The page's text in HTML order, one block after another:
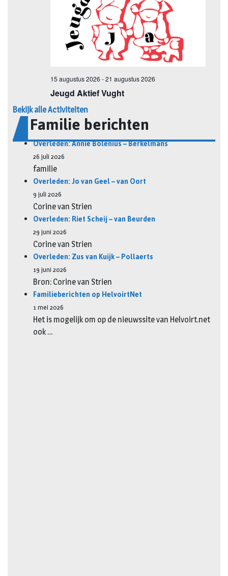
Bekijk alle Activiteiten
Familie berichten
Overleden: Annie Bolenius – Berkelmans
26 juli 2026
familie
Overleden: Jo van Geel – van Oort
9 juli 2026
Corine van Strien
Overleden: Riet Scheij – van Beurden
29 juni 2026
Corine van Strien
Overleden: Zus van Kuijk – Pollaerts
19 juni 2026
Bron: Corine van Strien
Familieberichten op HelvoirtNet
1 mei 2026
Het is mogelijk om op de nieuwssite van Helvoirt.net
ook …